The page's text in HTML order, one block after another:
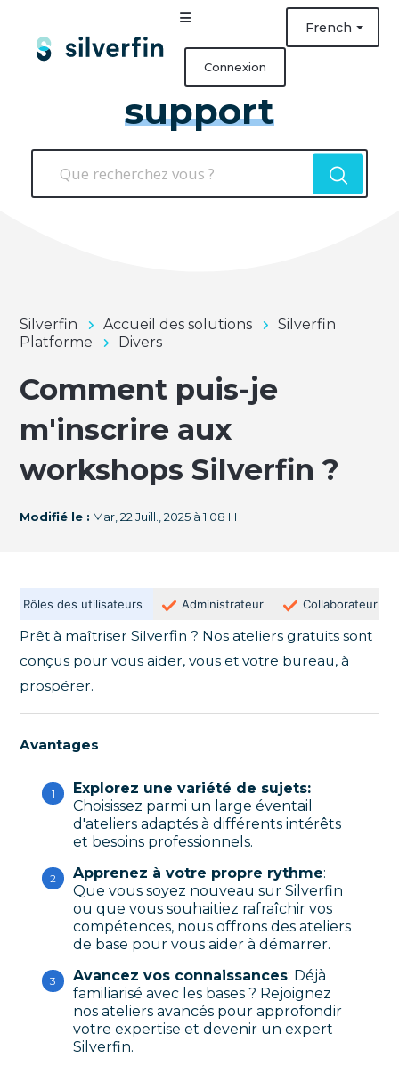
French
Connexion
support
Silverfin Accueil des solutions
Silverfin
Platforme
Divers
Comment puis-je
m'inscrire aux
workshops Silverfin ?
Modifié le : Mar, 22 Juill., 2025 à 1:08 H
Rôles des utilisateurs Administrateur Collaborateur
Prêt à maîtriser Silverfin ? Nos ateliers gratuits sont
conçus pour vous aider, vous et votre bureau, à
prospérer.
Avantages
Explorez une variété de sujets:
Choisissez parmi un large éventail
d'ateliers adaptés à différents intérêts
et besoins professionnels.
Apprenez à votre propre rythme:
Que vous soyez nouveau sur Silverfin
ou que vous souhaitiez rafraîchir vos
compétences, nous offrons des ateliers
de base pour vous aider à démarrer.
Avancez vos connaissances: Déjà
familiarisé avec les bases ? Rejoignez
nos ateliers avancés pour approfondir
votre expertise et devenir un expert
Silverfin.